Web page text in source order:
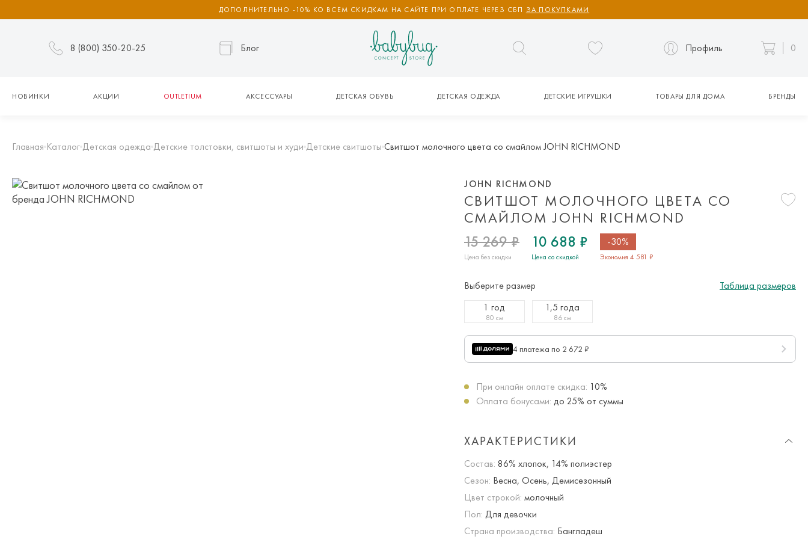
ДОПОЛНИТЕЛЬНО -10% КО ВСЕМ СКИДКАМ НА САЙТЕ ПРИ ОПЛАТЕ ЧЕРЕЗ СБП ЗА ПОКУПКАМИ
8 (800) 350-20-25 Блог Профиль 0
НОВИНКИ АКЦИИ OUTLETIUM АКСЕССУАРЫ ДЕТСКАЯ ОБУВЬ ДЕТСКАЯ ОДЕЖДА ДЕТСКИЕ ИГРУШКИ ТОВАРЫ ДЛЯ ДОМА БРЕНДЫ
Главная Каталог Детская одежда Детские толстовки, свитшоты и худи Детские свитшоты Свитшот молочного цвета со смайлом JOHN RICHMOND
СВИТШОТ МОЛОЧНОГО ЦВЕТА СО
СМАЙЛОМ JOHN RICHMOND
JOHN RICHMOND
15 269 ₽
Цена без скидки
10 688 ₽
Цена со скидкой
-30%
Экономия 4 581 ₽
Выберите размер
Таблица размеров
1 год
80 см
1,5 года
86 см
4 платежа по 2 672 ₽
При онлайн оплате скидка: 10%
Оплата бонусами: до 25% от суммы
ХАРАКТЕРИСТИКИ
Состав: 86% хлопок, 14% полиэстер
Сезон: Весна, Осень, Демисезонный
Цвет строкой: молочный
Пол: Для девочки
Страна производства: Бангладеш